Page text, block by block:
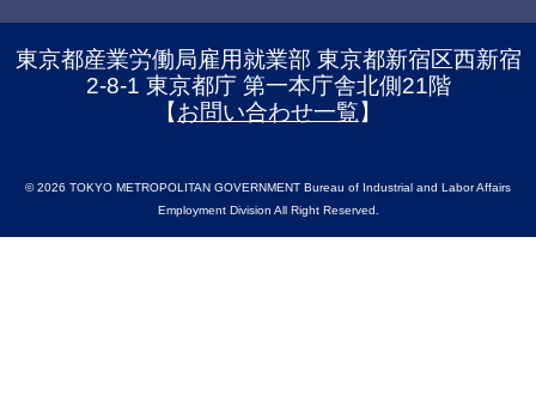
東京都産業労働局雇用就業部 東京都新宿区西新宿
2-8-1 東京都庁 第一本庁舎北側21階
【お問い合わせ一覧】
© 2026 TOKYO METROPOLITAN GOVERNMENT Bureau of Industrial and Labor Affairs
Employment Division All Right Reserved.